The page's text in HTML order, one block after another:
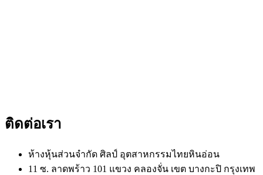
ติดต่อเรา
ห้างหุ้นส่วนจำกัด ศิลป์ อุตสาหกรรมไทยหินอ่อน
11 ซ. ลาดพร้าว 101 แขวง คลองจั่น เขต บางกะปิ กรุงเทพ